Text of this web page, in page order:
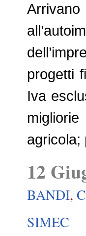
progetti
Iva
agricola;
12
BANDI,
SIMEC